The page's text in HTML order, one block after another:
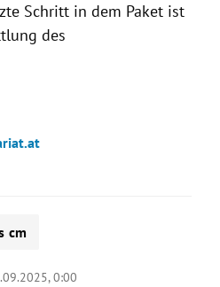
Schritt in dem Paket ist
des
cm
0:00